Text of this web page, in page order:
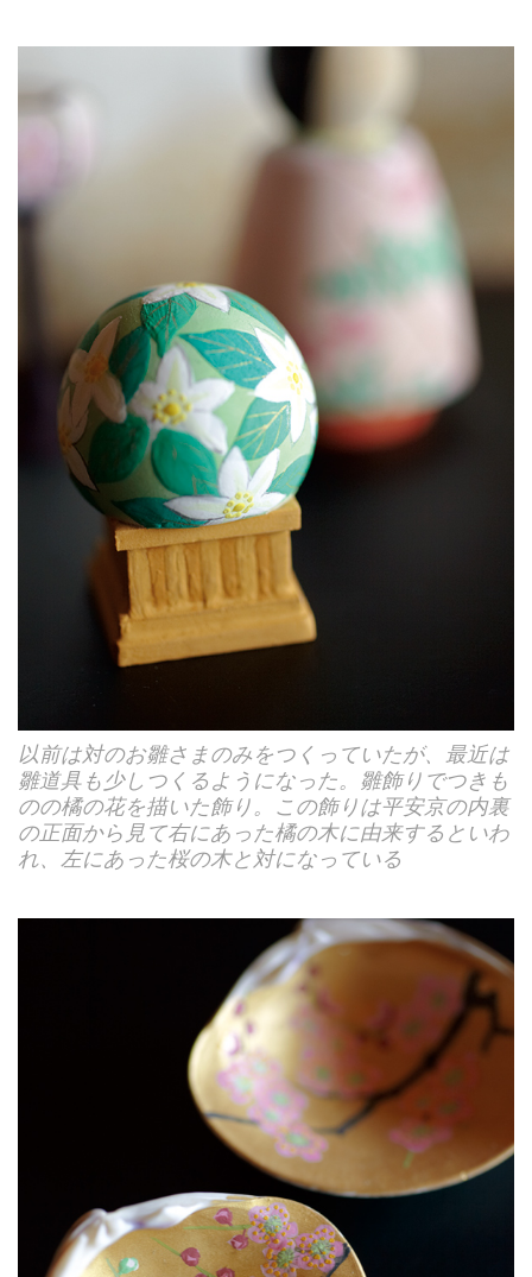
以前は対のお雛さまのみをつくっていたが、最近は
雛道具も少しつくるようになった。雛飾りでつきも
のの橘の花を描いた飾り。この飾りは平安京の内裏
の正面から見て右にあった橘の木に由来するといわ
れ、左にあった桜の木と対になっている